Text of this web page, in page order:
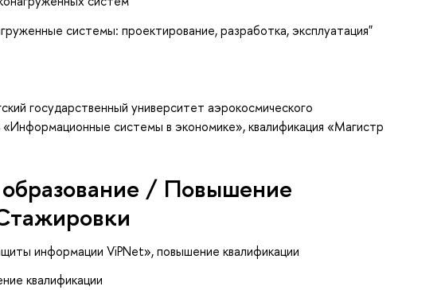
системы: проектирование, разработка, эксплуатация"
государственный университет аэрокосмического
«Информационные системы в экономике», квалификация «Магистр
/ Повышение
информации ViPNet», повышение квалификации
квалификации